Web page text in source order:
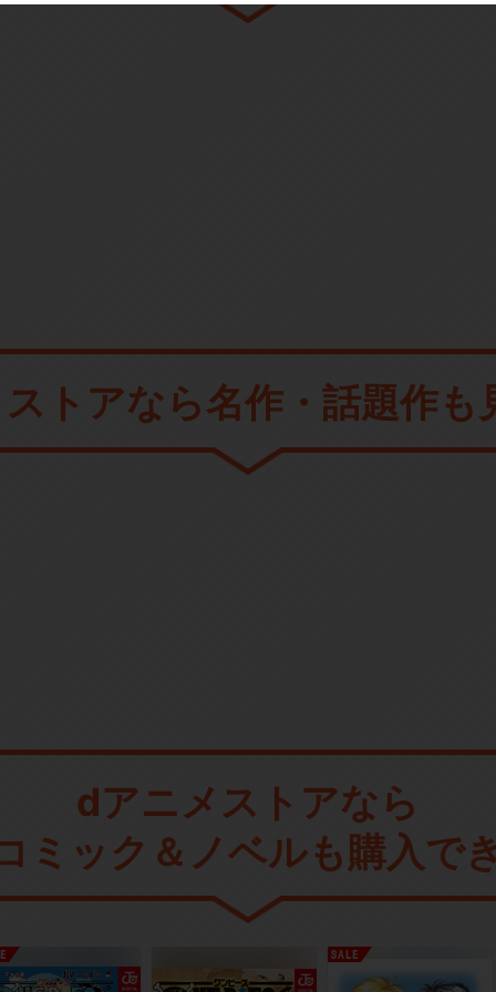
トアなら名作・話題作も
dアニメストアなら
ミック＆ノベルも購入で